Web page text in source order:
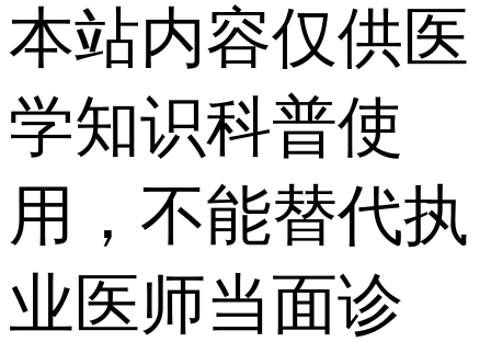
本站内容仅供医
学知识科普使
用，不能替代执
业医师当面诊